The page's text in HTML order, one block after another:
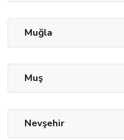
Muğla
Muş
Nevşehir